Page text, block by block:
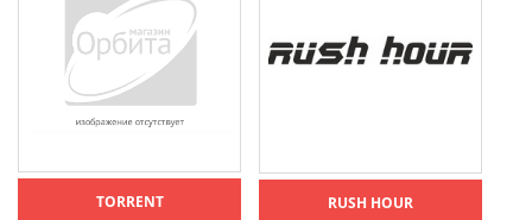
TORRENT RUSH HOUR